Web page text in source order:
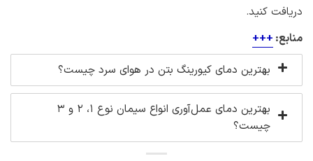
دریافت کنید.
منابع: +
+
+
بهترین دمای کیورینگ بتن در هوای سرد چیست؟
بهترین دمای عمل‌آوری انواع سیمان نوع 1، 2 و 3
چیست؟